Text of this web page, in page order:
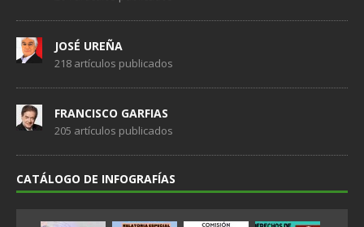
JOSÉ UREÑA
218 artículos publicados
FRANCISCO GARFIAS
205 artículos publicados
CATÁLOGO DE INFOGRAFÍAS